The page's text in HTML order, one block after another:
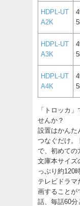
HDPL-UT
A2K
HDPL-UT
A3K
HDPL-UT
A4K
「トロッカ
せんか？
設置はかんた
つなぐだけ。
で、初めての
文庫本サイズ
っぷり約120
テレビドラマ
画すること
話、毎話60分